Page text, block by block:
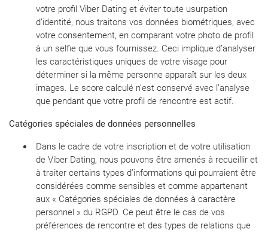
votre profil Viber Dating et éviter toute usurpation
d’identité, nous traitons vos données biométriques, avec
votre consentement, en comparant votre photo de profil
à un selfie que vous fournissez. Ceci implique d’analyser
les caractéristiques uniques de votre visage pour
déterminer si la même personne apparaît sur les deux
images. Le score calculé n’est conservé avec l’analyse
que pendant que votre profil de rencontre est actif.
Catégories spéciales de données personnelles
Dans le cadre de votre inscription et de votre utilisation
de Viber Dating, nous pouvons être amenés à recueillir et
à traiter certains types d’informations qui pourraient être
considérées comme sensibles et comme appartenant
aux « Catégories spéciales de données à caractère
personnel » du RGPD. Ce peut être le cas de vos
préférences de rencontre et des types de relations que